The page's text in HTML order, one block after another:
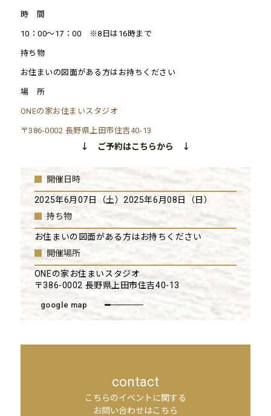
時 間
10：00〜17：00 ※8日は16時まで
持ち物
お住まいの図面がある方はお持ちください
場 所
ONEの家お住まいスタジオ
〒386-0002 長野県上田市住吉40-13
↓ ご予約はこちらから ↓
開催日時
2025年6月07日（土）2025年6月08日（日）
持ち物
お住まいの図面がある方はお持ちください
開催場所
ONEの家お住まいスタジオ
〒386-0002 長野県上田市住吉40-13
google map
contact
こちらのイベントに関する
お問い合わせはこちら